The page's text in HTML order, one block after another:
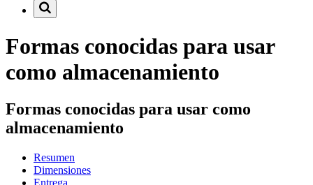
Formas conocidas para usar
como almacenamiento
Formas conocidas para usar como
almacenamiento
Resumen
Dimensiones
Entrega